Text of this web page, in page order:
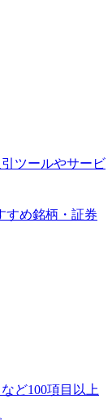
ツールやサービ
すめ銘柄・証券
ど100項目以上